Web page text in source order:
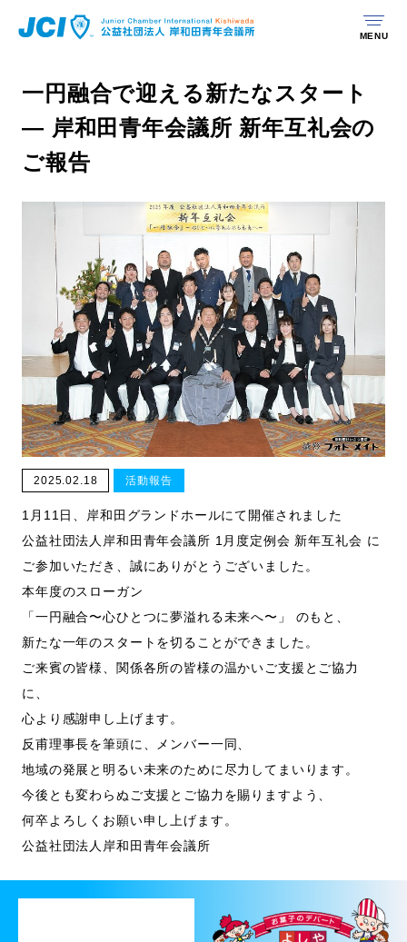
MENU
一円融合で迎える新たなスタート
— 岸和田青年会議所 新年互礼会の
ご報告
2025.02.18 活動報告
1月11日、岸和田グランドホールにて開催されました
公益社団法人岸和田青年会議所 1月度定例会 新年互礼会 に
ご参加いただき、誠にありがとうございました。
本年度のスローガン
「一円融合〜心ひとつに夢溢れる未来へ〜」 のもと、
新たな一年のスタートを切ることができました。
ご来賓の皆様、関係各所の皆様の温かいご支援とご協力
に、
心より感謝申し上げます。
反甫理事長を筆頭に、メンバー一同、
地域の発展と明るい未来のために尽力してまいります。
今後とも変わらぬご支援とご協力を賜りますよう、
何卒よろしくお願い申し上げます。
公益社団法人岸和田青年会議所